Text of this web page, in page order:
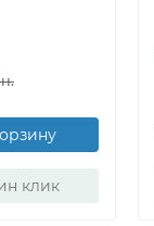
клик